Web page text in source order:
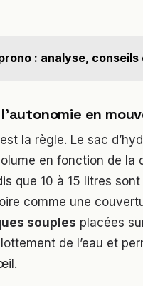
: analyse,
en
la règle. Le sac
en fonction de
que 10 à 15 litres
comme une
souples placées
de l’eau et